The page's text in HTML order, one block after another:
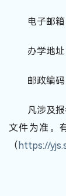
电子邮
办学地
邮政编
凡涉及
文件为准。
（ https://